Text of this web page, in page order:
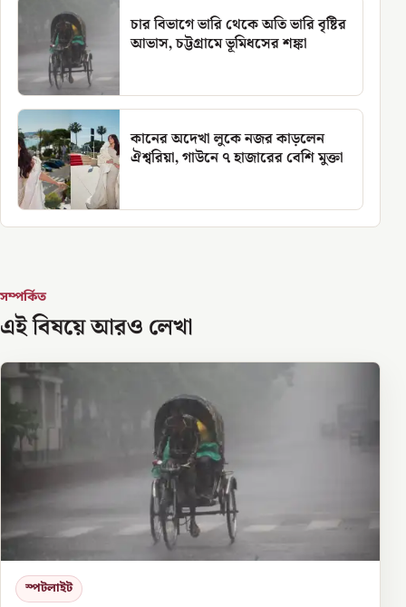
চার বিভাগে ভারি থেকে অতি ভারি বৃষ্টির
আভাস, চট্টগ্রামে ভূমিধসের শঙ্কা
কানের অদেখা লুকে নজর কাড়লেন
ঐশ্বরিয়া, গাউনে ৭ হাজারের বেশি মুক্তা
সম্পর্কিত
এই বিষয়ে আরও লেখা
স্পটলাইট